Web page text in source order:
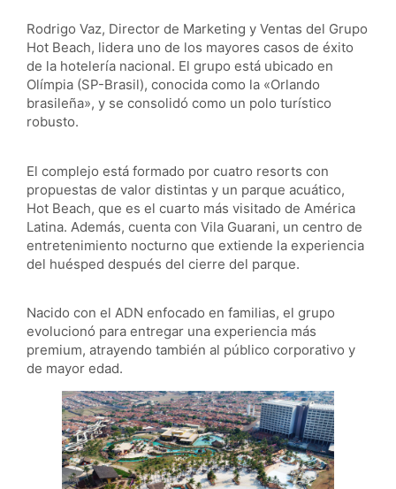
Rodrigo Vaz, Director de Marketing y Ventas del Grupo
Hot Beach, lidera uno de los mayores casos de éxito
de la hotelería nacional. El grupo está ubicado en
Olímpia (SP-Brasil), conocida como la «Orlando
brasileña», y se consolidó como un polo turístico
robusto.
El complejo está formado por cuatro resorts con
propuestas de valor distintas y un parque acuático,
Hot Beach, que es el cuarto más visitado de América
Latina. Además, cuenta con Vila Guarani, un centro de
entretenimiento nocturno que extiende la experiencia
del huésped después del cierre del parque.
Nacido con el ADN enfocado en familias, el grupo
evolucionó para entregar una experiencia más
premium, atrayendo también al público corporativo y
de mayor edad.